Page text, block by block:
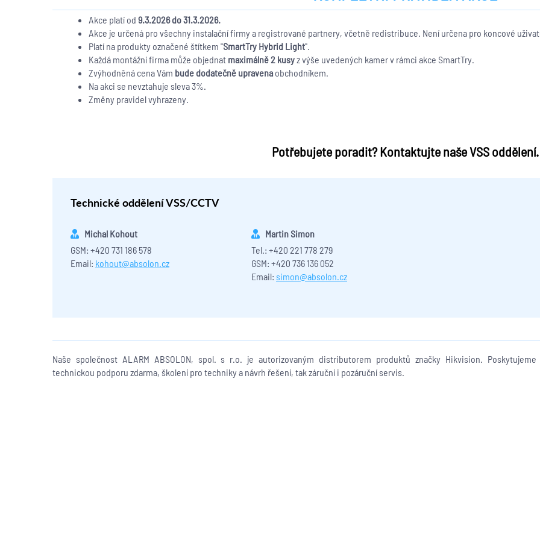
Akce platí od 9.3.2026 do 31.3.2026.
Akce je určená pro všechny instalační firmy a registrované partnery, včetně redistribuce. Není určena pro koncové
Platí na produkty označené štítkem "SmartTry Hybrid Light".
Každá montážní firma může objednat maximálně 2 kusyz výše uvedených kamer v rámci akce SmartTry.
Zvýhodněná cena Vám bude dodatečně upravena obchodníkem.
Na akci se nevztahuje sleva 3%.
Změny pravidel vyhrazeny.
Potřebujete poradit? Kontaktujte naše VSS oddělení.
Technické oddělení VSS/CCTV
Michal Kohout
GSM: +420 731 186 578
Email: kohout@absolon.cz
Martin Simon
Tel.: +420 221 778 279
GSM: +420 736 136 052
Email: simon@absolon.cz
Naše společnost ALARM ABSOLON, spol. s r.o. je autorizovaným distributorem produktů značky Hikvision. Poskytujeme
technickou podporu zdarma, školení pro techniky a návrh řešení, tak záruční i pozáruční servis.